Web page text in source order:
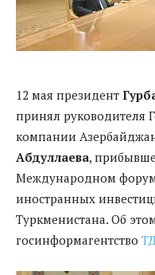
12 мая президент
принял руководителя
компании
Абдуллаева,
Международном
иностранных
Туркменистана. Об
госинформагентство